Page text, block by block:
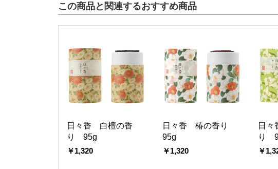
この商品と関連するおすすめ商品
日々香 白檀の香
り 95g
￥1,320
日々香 椿の香り
95g
￥1,320
日
り
￥